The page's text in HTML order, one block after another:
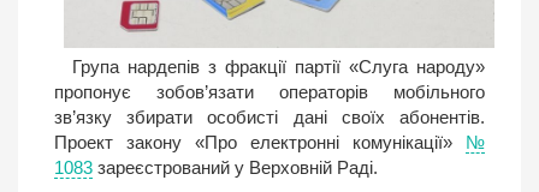
Група нардепів з фракції партії «Слуга народу»
пропонує зобов’язати операторів мобільного
зв’язку збирати особисті дані своїх абонентів.
Проект закону «Про електронні комунікації» №
1083 зареєстрований у Верховній Раді.